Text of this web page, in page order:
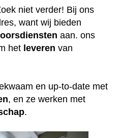
niet verder! Bij ons
want wij bieden
aan. ons
het leveren van
en up-to-date met
, en ze werken met
.